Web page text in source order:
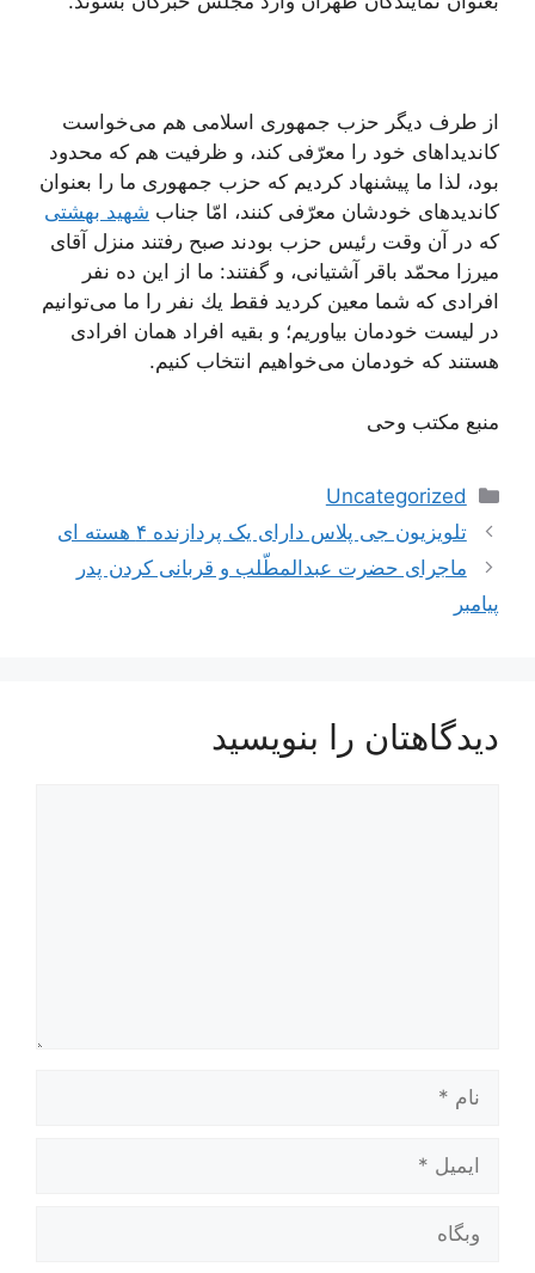
از طرف دیگر حزب جمهورى اسلامى هم مى‌خواست
كاندیداهاى خود را معرّفى كند، و ظرفیت هم كه محدود
بود، لذا ما پیشنهاد كردیم كه حزب جمهورى ما را بعنوان
كاندیدهاى خودشان معرّفى كنند، امّا جناب شهید بهشتى
كه در آن وقت رئیس حزب بودند صبح رفتند منزل آقاى
میرزا محمّد باقر آشتیانى، و گفتند: ما از این ده نفر
افرادى كه شما معین كردید فقط یك نفر را ما مى‌توانیم
در لیست خودمان بیاوریم؛ و بقیه افراد همان افرادى
هستند كه خودمان مى‌خواهیم انتخاب كنیم.
منبع مکتب وحی
دسته‌ها
Uncategorized
ناوبری
نوشته‌ها
تلویزیون جی پلاس دارای یک پردازنده ۴ هسته ای
ماجرای حضرت عبدالمطّلب و قربانی کردن پدر
پیامبر
دیدگاهتان را بنویسید
وبگاه